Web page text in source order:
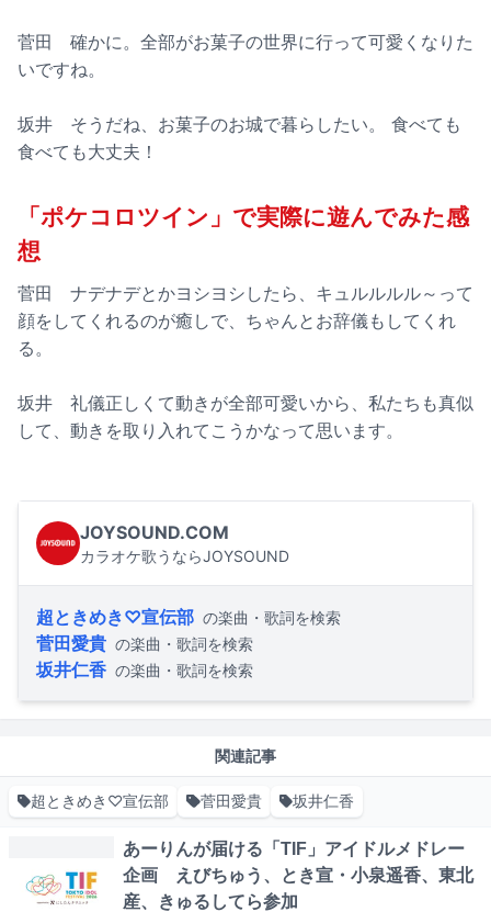
菅田 確かに。全部がお菓子の世界に行って可愛くなりた
いですね。
坂井 そうだね、お菓子のお城で暮らしたい。 食べても
食べても大丈夫！
「ポケコロツイン」で実際に遊んでみた感
想
菅田 ナデナデとかヨシヨシしたら、キュルルルル～って
顔をしてくれるのが癒しで、ちゃんとお辞儀もしてくれ
る。
坂井 礼儀正しくて動きが全部可愛いから、私たちも真似
して、動きを取り入れてこうかなって思います。
JOYSOUND.COM
カラオケ歌うならJOYSOUND
超ときめき♡宣伝部 の楽曲・歌詞を検索
菅田愛貴 の楽曲・歌詞を検索
坂井仁香 の楽曲・歌詞を検索
関連記事
超ときめき♡宣伝部 菅田愛貴 坂井仁香
あーりんが届ける「TIF」アイドルメドレー
企画 えびちゅう、とき宣・小泉遥香、東北
産、きゅるしてら参加